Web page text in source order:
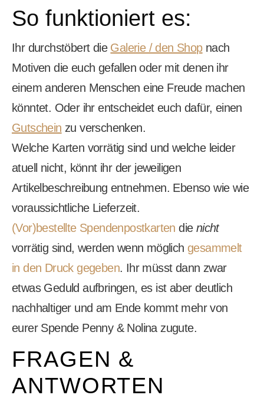
So funktioniert es:
Ihr durchstöbert die Galerie / den Shopnach
Motiven die euch gefallen oder mit denen ihr
einem anderen Menschen eine Freude machen
könntet. Oder ihr entscheidet euch dafür, einen
Gutschein zu verschenken.
Welche Karten vorrätig sind und welche leider
atuell nicht, könnt ihr der jeweiligen
Artikelbeschreibung entnehmen. Ebenso wie wie
voraussichtliche Lieferzeit.
(Vor)bestellte Spendenpostkartendie nicht
vorrätig sind, werden wenn möglich gesammelt
in den Druck gegeben. Ihr müsst dann zwar
etwas Geduld aufbringen, es ist aber deutlich
nachhaltiger und am Ende kommt mehr von
eurer Spende Penny & Nolina zugute.
FRAGEN &
ANTWORTEN